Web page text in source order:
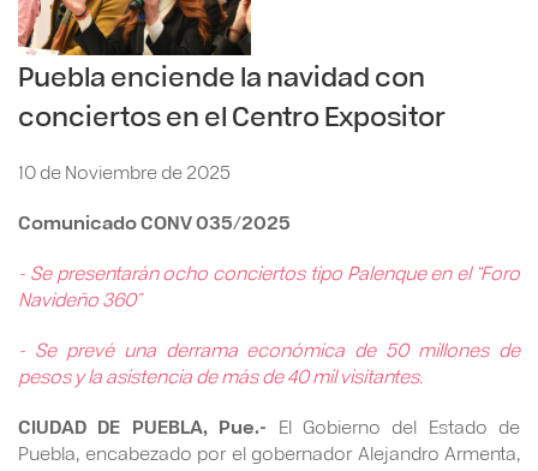
Puebla enciende la navidad con
conciertos en el Centro Expositor
10 de Noviembre de 2025
Comunicado CONV 035/2025
- Se presentarán ocho conciertos tipo Palenque en el “Foro
Navideño 360”
- Se prevé una derrama económica de 50 millones de
pesos y la asistencia de más de 40 mil visitantes.
CIUDAD DE PUEBLA, Pue.- El Gobierno del Estado de
Puebla, encabezado por el gobernador Alejandro Armenta,